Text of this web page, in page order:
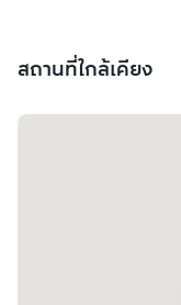
สถานที่ใกล้เคียง